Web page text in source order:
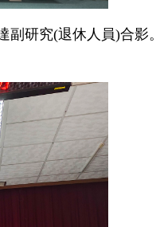
研究(退休人員)合影。